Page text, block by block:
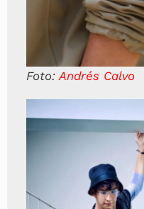
Foto: Andrés Calvo